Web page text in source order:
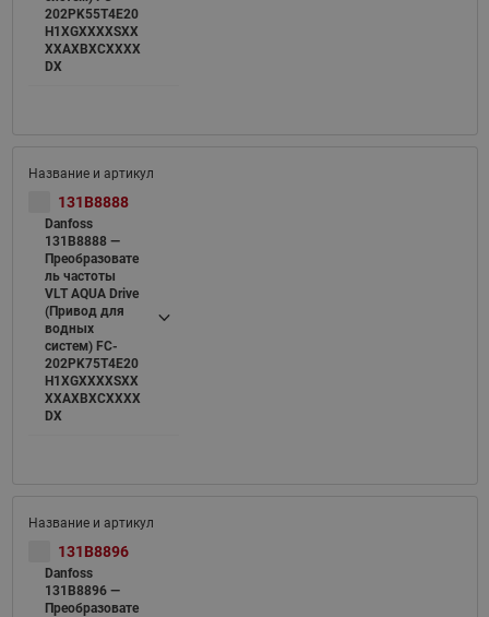
202PK55T4E20
H1XGXXXXSXX
XXAXBXCXXXX
DX
131B8888
Danfoss
131B8888 —
Преобразовате
ль частоты
VLT AQUA Drive
(Привод для
водных
систем) FC-
202PK75T4E20
H1XGXXXXSXX
XXAXBXCXXXX
DX
131B8896
Danfoss
131B8896 —
Преобразовате